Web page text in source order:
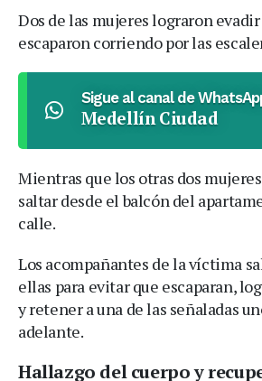
Dos de las mujeres lograron
escaparon corriendo por las
Sigue al canal de
Medellín Ciudad
Mientras que los otras dos
saltar desde el balcón del
calle.
Los acompañantes de la víctima
ellas para evitar que escaparan,
y retener a una de las señaladas
adelante.
Hallazgo del cuerpo y